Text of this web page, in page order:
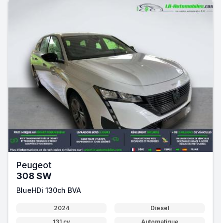
Peugeot
308 SW
BlueHDi 130ch BVA
2024
Diesel